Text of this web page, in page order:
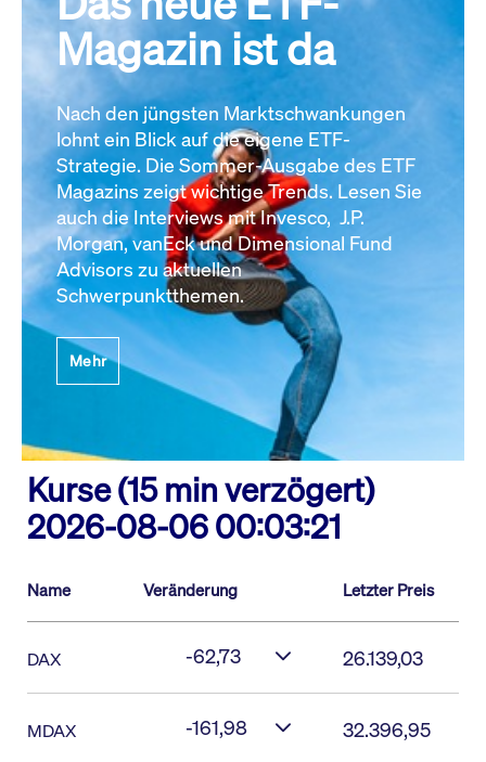
Magazin ist da
Nach den jüngsten Marktschwankungen
lohnt ein Blick auf die eigene ETF-
Strategie. Die Sommer-Ausgabe des ETF
Magazins zeigt wichtige Trends. Lesen Sie
auch die Interviews mit Invesco, J.P.
Morgan, vanEck und Dimensional Fund
Advisors zu aktuellen
Schwerpunktthemen.
Mehr
Kurse (15 min verzögert)
2026-08-06 00:03:21
Name Veränderung Letzter Preis
DAX -62,73 26.139,03
MDAX -161,98 32.396,95